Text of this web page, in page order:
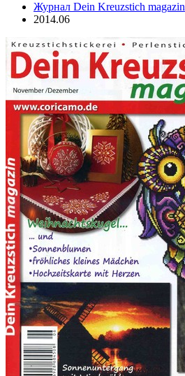
Журнал Dein Kreuzstich magazin
2014.06